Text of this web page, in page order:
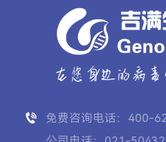
免费咨询电话：400-